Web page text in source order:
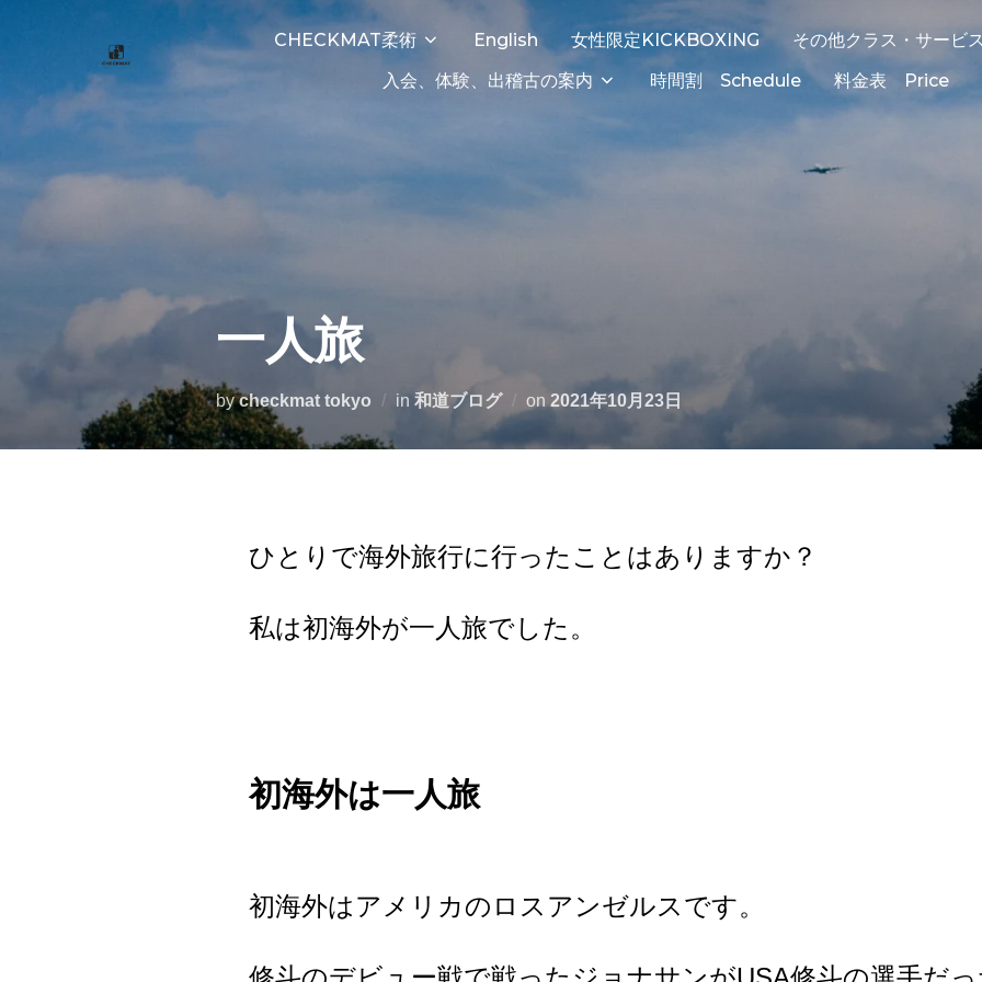
CHECKMAT柔術 English 女性限定KICKBOXING その他クラス・サービス
入会、体験、出稽古の案内
時間割 Schedule 料金表 Price
一人旅
bycheckmat tokyo in 和道ブログ on 2021年10月23日
ひとりで海外旅行に行ったことはありますか？
私は初海外が一人旅でした。
初海外は一人旅
初海外はアメリカのロスアンゼルスです。